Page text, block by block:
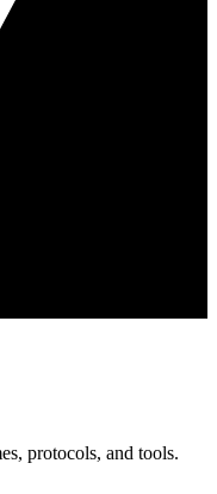
protocols, and tools.